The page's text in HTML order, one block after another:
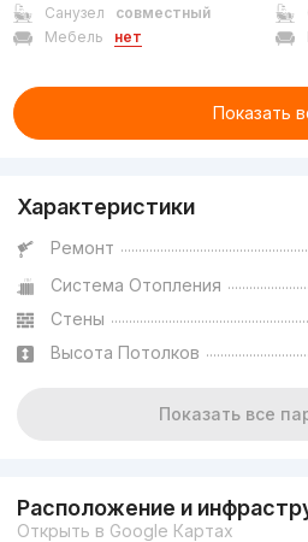
Санузел
совместный
Мебель
нет
Показать
Характеристики
Ремонт
Система Отопления
Стены
Высота Потолков
Показать все
Расположение и
Открыть в Google Картах